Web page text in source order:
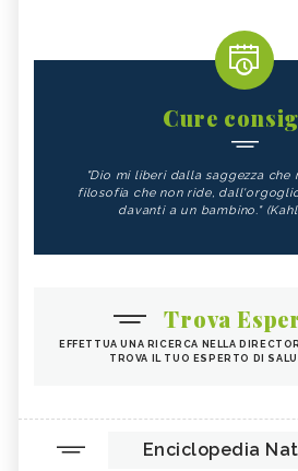
Cure
"Dio mi liberi dalla saggezza che
filosofia che non ride,
davanti a un bambino."
Trova
EFFETTUA UNA RICERCA NELLA
TROVA IL TUO ESPERTO DI
Enciclopedia